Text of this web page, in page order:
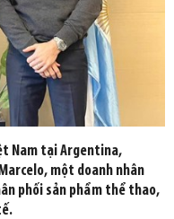
Nam tại Argentina,
một doanh nhân
phối sản phẩm thể thao,